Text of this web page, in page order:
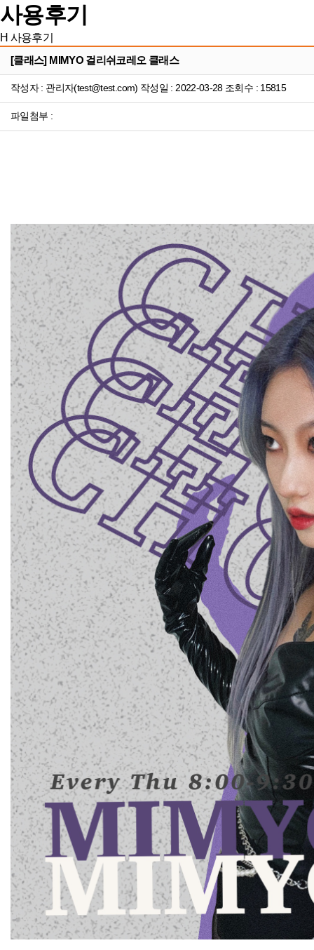
사용후기
H 사용후기
[클래스] MIMYO 걸리쉬코레오 클래스
작성자 : 관리자(test@test.com) 작성일 : 2022-03-28 조회수 : 15815
파일첨부 :